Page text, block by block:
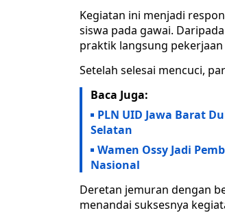
Kegiatan ini menjadi
siswa pada gawai.
praktik langsung
Setelah selesai mencuci,
Baca Juga:
PLN UID Jawa Barat
Selatan
Wamen Ossy Jadi
Nasional
Deretan jemuran dengan
menandai suksesnya